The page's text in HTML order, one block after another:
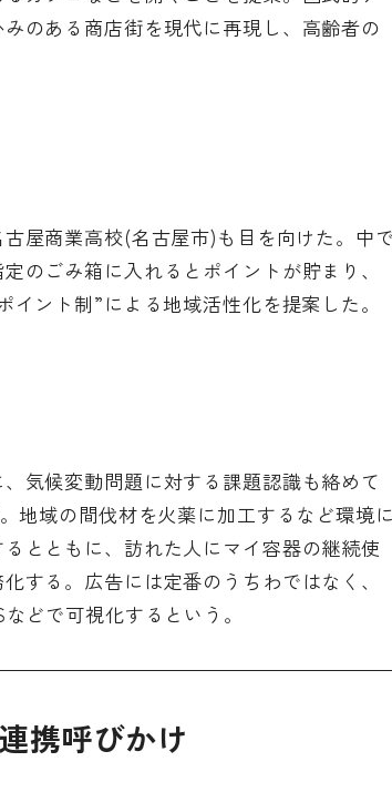
のある商店街を現代に再現し、高齢者の
屋商業高校(名古屋市)も目を向けた。中
のごみ箱に入れるとポイントが貯まり、
ント制”による地域活性化を提案した。
気候変動問題に対する課題認識も絡めて
地域の間伐材を火薬に加工するなど環境
とともに、訪れた人にマイ容器の継続使
する。広告には定番のうちわではなく、
どで可視化するという。
携呼びかけ